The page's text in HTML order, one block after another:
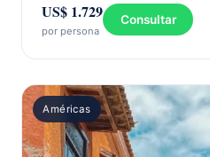
US$ 1.729
por persona
Consultar
Américas